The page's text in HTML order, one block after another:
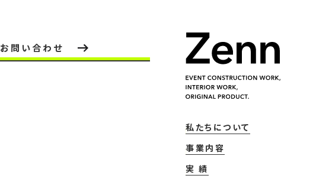
私たちについて
事業内容
実 績
お問い合わせ